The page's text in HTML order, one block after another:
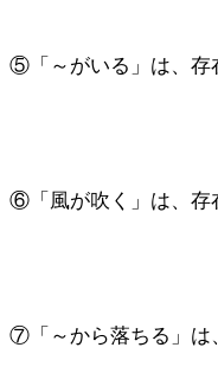
⑤「～がいる」は、存
⑥「風が吹く」は、存
⑦「～から落ちる」は